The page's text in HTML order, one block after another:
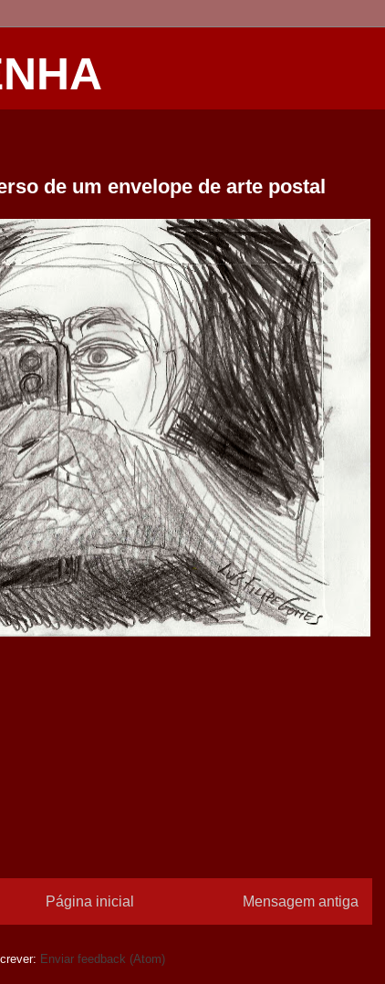
de um envelope de arte postal
Mensagem antiga
Página inicial
Enviar feedback (Atom)